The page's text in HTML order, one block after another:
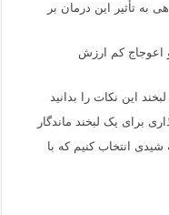
به تأثیر این درمان بر
اعوجاج کم ارزش
این نکات را بدانید
برای یک لبخند ماندگار
انتخاب کنیم که با